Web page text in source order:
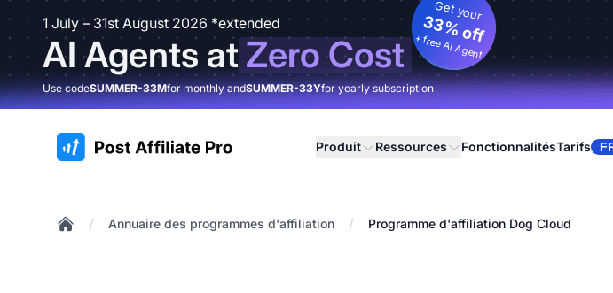
1 July – 31st August 2026 *extended
AI Agents atZero Cost
Get your
33% off
+ free AI Agent
Use codeSUMMER-33Mfor monthly andSUMMER-33Yfor yearly subscription
:site.title Produit Ressources FonctionnalitésTarifs
/ Annuaire des programmes d'affiliation / Programme d'affiliation Dog Cloud